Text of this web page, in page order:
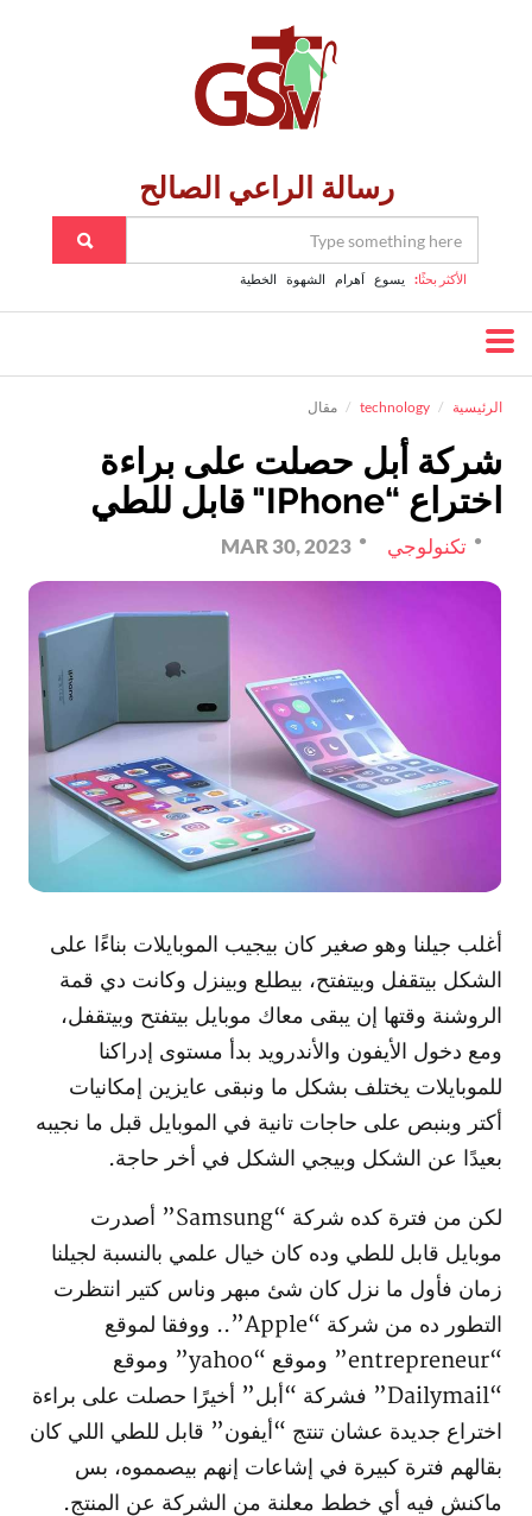
رسالة الراعي الصالح
الأكثر بحثًا: يسوع اَهرام الشهوة الخطية
الرئيسية technology مقال
شركة أبل حصلت على براءة
اختراع “iPhone" قابل للطي
تكنولوجي MAR 30, 2023
أغلب جيلنا وهو صغير كان بيجيب الموبايلات بناءًا على
الشكل بيتقفل وبيتفتح، بيطلع وبينزل وكانت دي قمة
الروشنة وقتها إن يبقى معاك موبايل بيتفتح وبيتقفل،
ومع دخول الأيفون والأندرويد بدأ مستوى إدراكنا
للموبايلات يختلف بشكل ما ونبقى عايزين إمكانيات
أكتر وبنبص على حاجات تانية في الموبايل قبل ما نجيبه
بعيدًا عن الشكل وبيجي الشكل في أخر حاجة.
لكن من فترة كده شركة “Samsung” أصدرت
موبايل قابل للطي وده كان خيال علمي بالنسبة لجيلنا
زمان فأول ما نزل كان شئ مبهر وناس كتير انتظرت
التطور ده من شركة “Apple”.. ووفقا لموقع
“entrepreneur” وموقع “yahoo” وموقع
“Dailymail” فشركة “أبل” أخيرًا حصلت على براءة
اختراع جديدة عشان تنتج “أيفون” قابل للطي اللي كان
بقالهم فترة كبيرة في إشاعات إنهم بيصمموه، بس
ماكنش فيه أي خطط معلنة من الشركة عن المنتج.